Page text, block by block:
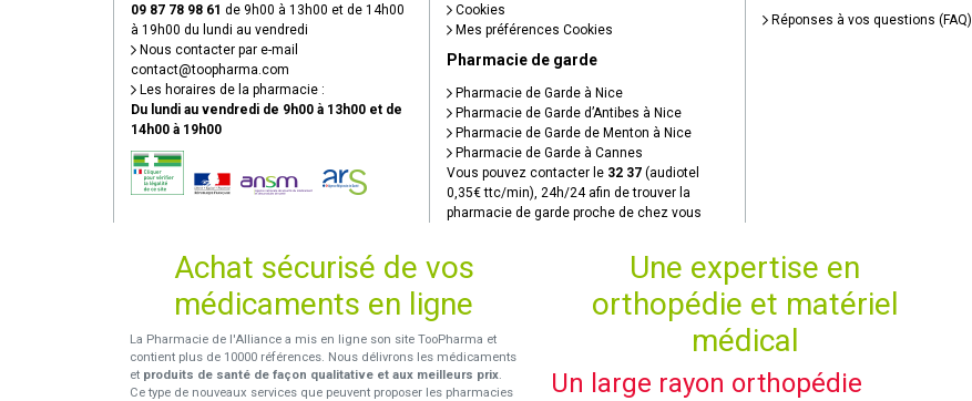
09 87 78 98 61 de 9h00 à 13h00 et de 14h00
à 19h00 du lundi au vendredi
Nous contacter par e-mail
contact@toopharma.com
Les horaires de la pharmacie :
Du lundi au vendredi de 9h00 à 13h00 et de
14h00 à 19h00
Cookies
Mes préférences Cookies
Pharmacie de garde
Pharmacie de Garde à Nice
Pharmacie de Garde d’Antibes à Nice
Pharmacie de Garde de Menton à Nice
Pharmacie de Garde à Cannes
Vous pouvez contacter le 32 37 (audiotel
0,35€ ttc/min), 24h/24 afin de trouver la
pharmacie de garde proche de chez vous
Réponses à vos questions (FAQ)
Achat sécurisé de vos
médicaments en ligne
La Pharmacie de l'Alliance a mis en ligne son site TooPharma et
contient plus de 10000 références. Nous délivrons les médicaments
et produits de santé de façon qualitative et aux meilleurs prix.
Ce type de nouveaux services que peuvent proposer les pharmacies
Une expertise en
orthopédie et matériel
médical
Un large rayon orthopédie